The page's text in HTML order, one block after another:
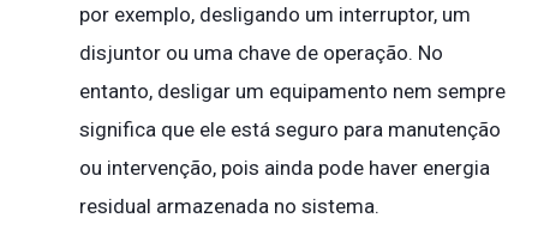
por exemplo, desligando um interruptor, um
disjuntor ou uma chave de operação. No
entanto, desligar um equipamento nem sempre
significa que ele está seguro para manutenção
ou intervenção, pois ainda pode haver energia
residual armazenada no sistema.